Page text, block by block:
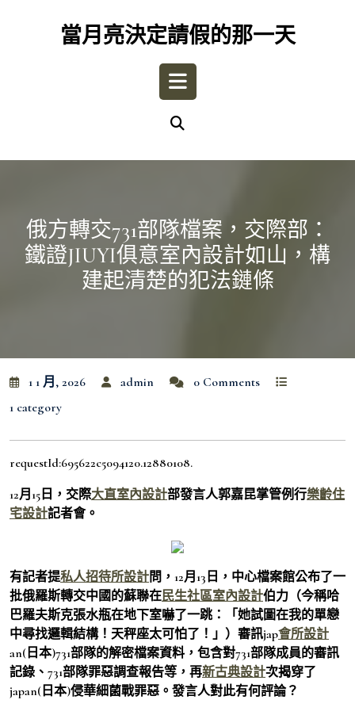
當月亮決定請假的那一天
Open
俄方轉交731部隊檔案，交際部：
鐵證JIUYI俱意室內設計如山，構
建起清楚的犯法鏈條
1 1 月, 2026 admin
0 Comments
1 category
requestId:695622c5094120.12880108.
12月15日，交際大直室內設計部發言人郭嘉昆掌管例行樂齡住
宅設計記者會。
有記者提私人招待所設計問，12月13日，中心檔案館公布了一
批俄羅斯轉交中國的蘇聯在民生社區室內設計伯力（今稱哈
巴羅夫斯克張水瓶在地下室嚇了一跳：「她試圖在我的單戀
中尋找邏輯結構！天秤座太可怕了！」）審訊jap會所設計
an(日本)731部隊的解密檔案資料，包含對731部隊成員的審訊
記錄、731部隊罪惡調查報告等，再新古典設計次揭穿了
japan(日本)侵華細菌戰罪惡。發言人對此有何評論？